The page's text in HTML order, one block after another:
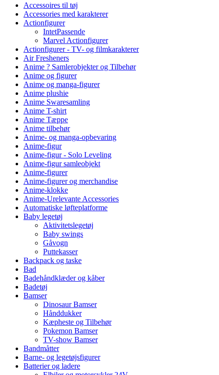
Accessoires til tøj
Accessories med karakterer
Actionfigurer
IntetPassende
Marvel Actionfigurer
Actionfigurer - TV- og filmkarakterer
Air Fresheners
Anime ? Samlerobjekter og Tilbehør
Anime og figurer
Anime og manga-figurer
Anime plushie
Anime Swaresamling
Anime T-shirt
Anime Tæppe
Anime tilbehør
Anime- og manga-opbevaring
Anime-figur
Anime-figur - Solo Leveling
Anime-figur samleobjekt
Anime-figurer
Anime-figurer og merchandise
Anime-klokke
Anime-Urelevante Accessories
Automatiske løfteplatforme
Baby legetøj
Aktivitetslegetøj
Baby swings
Gåvogn
Puttekasser
Backpack og taske
Bad
Badehåndklæder og kåber
Badetøj
Bamser
Dinosaur Bamser
Hånddukker
Kæpheste og Tilbehør
Pokemon Bamser
TV-show Bamser
Bandmåtter
Barne- og legetøjsfigurer
Batterier og ladere